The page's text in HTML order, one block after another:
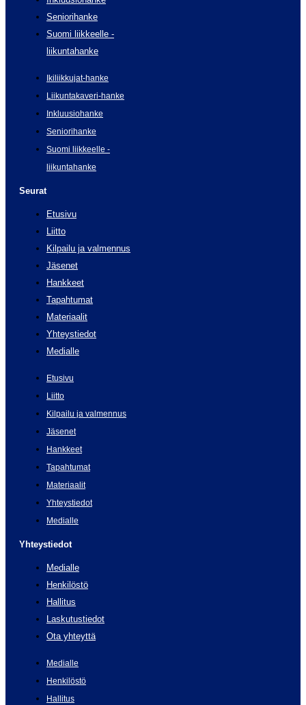
Seniorihanke
Suomi liikkeelle -
liikuntahanke
Ikiliikkujat-hanke
Liikuntakaveri-hanke
Inkluusiohanke
Seniorihanke
Suomi liikkeelle -
liikuntahanke
Seurat
Etusivu
Liitto
Kilpailu ja valmennus
Jäsenet
Hankkeet
Tapahtumat
Materiaalit
Yhteystiedot
Medialle
Etusivu
Liitto
Kilpailu ja valmennus
Jäsenet
Hankkeet
Tapahtumat
Materiaalit
Yhteystiedot
Medialle
Yhteystiedot
Medialle
Henkilöstö
Hallitus
Laskutustiedot
Ota yhteyttä
Medialle
Henkilöstö
Hallitus